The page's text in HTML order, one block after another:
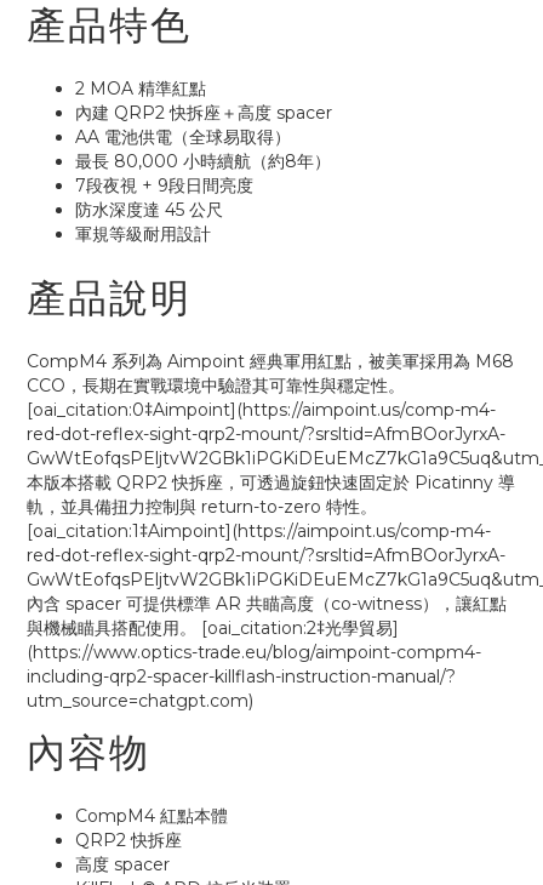
產品特色
2 MOA 精準紅點
內建 QRP2 快拆座＋高度 spacer
AA 電池供電（全球易取得）
最長 80,000 小時續航（約8年）
7段夜視 + 9段日間亮度
防水深度達 45 公尺
軍規等級耐用設計
產品說明
CompM4 系列為 Aimpoint 經典軍用紅點，被美軍採用為 M68
CCO，長期在實戰環境中驗證其可靠性與穩定性。
[oai_citation:0‡Aimpoint](https://aimpoint.us/comp-m4-
red-dot-reflex-sight-qrp2-mount/?srsltid=AfmBOorJyrxA-
本版本搭載 QRP2 快拆座，可透過旋鈕快速固定於 Picatinny 導
軌，並具備扭力控制與 return-to-zero 特性。
[oai_citation:1‡Aimpoint](https://aimpoint.us/comp-m4-
red-dot-reflex-sight-qrp2-mount/?srsltid=AfmBOorJyrxA-
內含 spacer 可提供標準 AR 共瞄高度（co-witness），讓紅點
與機械瞄具搭配使用。 [oai_citation:2‡光學貿易]
(https://www.optics-trade.eu/blog/aimpoint-compm4-
including-qrp2-spacer-killflash-instruction-manual/?
utm_source=chatgpt.com)
內容物
CompM4 紅點本體
QRP2 快拆座
高度 spacer